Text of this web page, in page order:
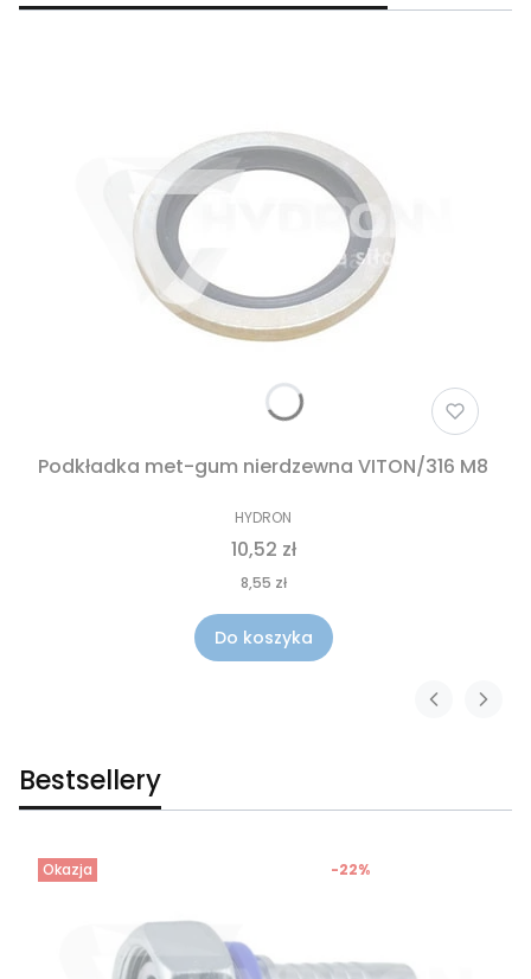
Podkładka met-gum nierdzewna VITON/316 M8
HYDRON
10,52 zł
8,55 zł
Do koszyka
Bestsellery
Okazja -22%